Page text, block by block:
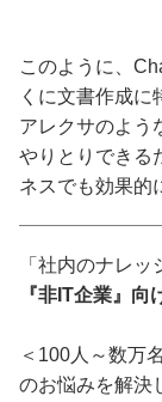
このように、
くに文書作成に
アレクサのよう
やりとりできる
ネスでも効果的
「社内のナレ
『非IT企業』向
＜100人～数万
のお悩みを解決